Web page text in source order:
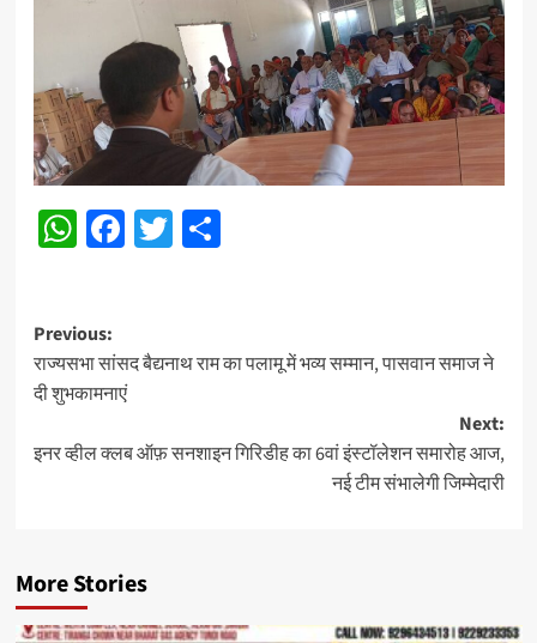
WhatsApp
Facebook
Twitter
Share
Post
navigation
Previous:
राज्यसभा सांसद बैद्यनाथ राम का पलामू में भव्य सम्मान, पासवान समाज ने
दी शुभकामनाएं
Next:
इनर व्हील क्लब ऑफ़ सनशाइन गिरिडीह का 6वां इंस्टॉलेशन समारोह आज,
नई टीम संभालेगी जिम्मेदारी
More Stories